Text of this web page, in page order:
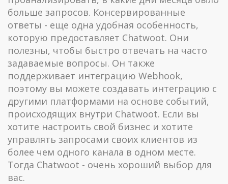
больше запросов. Консервированные
ответы - еще одна удобная особенность,
которую предоставляет Chatwoot. Они
полезны, чтобы быстро отвечать на часто
задаваемые вопросы. Он также
поддерживает интеграцию Webhook,
поэтому вы можете создавать интеграцию с
другими платформами на основе событий,
происходящих внутри Chatwoot. Если вы
хотите настроить свой бизнес и хотите
управлять запросами своих клиентов из
более чем одного канала в одном месте.
Тогда Chatwoot - очень хороший выбор для
вас.